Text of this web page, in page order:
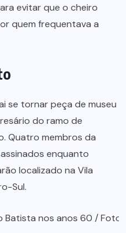
evitar que o cheiro
quem frequentava a
se tornar peça de museu
do ramo de
Quatro membros da
enquanto
localizado na Vila
Sul.